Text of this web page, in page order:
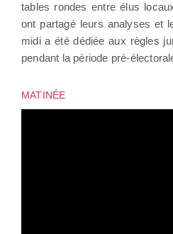
tables rondes entre élus
ont partagé leurs analyses et
midi a été dédiée aux règles
pendant la période pré-
MATINÉE